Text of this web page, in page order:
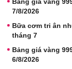
7/8/2026
Bữa cơm tri ân
tháng 7
Bảng giá vàng
6/8/2026